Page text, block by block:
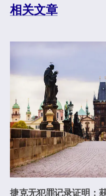
相关文章
捷克无犯罪记录证明：